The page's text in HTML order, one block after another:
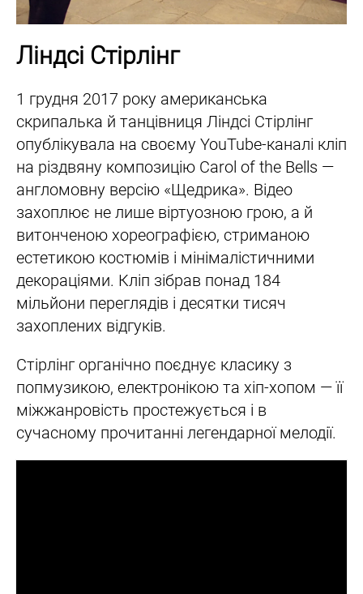
Ліндсі Стірлінг
1 грудня 2017 року американська
скрипалька й танцівниця Ліндсі Стірлінг
опублікувала на своєму YouTube-каналі кліп
на різдвяну композицію Carol of the Bells —
англомовну версію «Щедрика». Відео
захоплює не лише віртуозною грою, а й
витонченою хореографією, стриманою
естетикою костюмів і мінімалістичними
декораціями. Кліп зібрав понад 184
мільйони переглядів і десятки тисяч
захоплених відгуків.
Стірлінг органічно поєднує класику з
попмузикою, електронікою та хіп-хопом — її
міжжанровість простежується і в
сучасному прочитанні легендарної мелодії.